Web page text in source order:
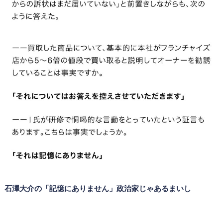
石澤大介の「記憶にありません」政治家じゃあるまいし